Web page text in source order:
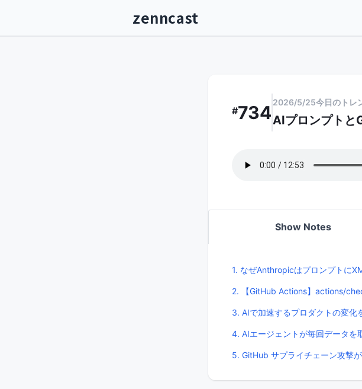
zenncast
#734 2026/5/25今日のトレ
AIプロンプトと
Show Notes
1. なぜAnthropicはプロンプトに
2. 【GitHub Actions】actions/
3. AIで加速するプロダクトの変化
4. AIエージェントが毎回データを
5. GitHub サプライチェーン攻撃